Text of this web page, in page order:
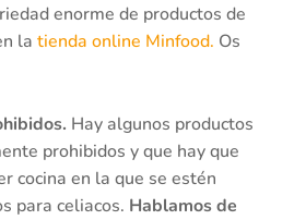
enorme de productos de
la tienda online Minfood. Os
Hay algunos productos
prohibidos y que hay que
cocina en la que se estén
para celiacos. Hablamos de